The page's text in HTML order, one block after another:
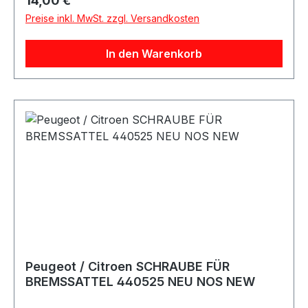
Preise inkl. MwSt. zzgl. Versandkosten
In den Warenkorb
Peugeot / Citroen SCHRAUBE FÜR
BREMSSATTEL 440525 NEU NOS NEW